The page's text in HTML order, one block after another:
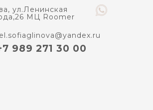
ул.Ленинская
МЦ Roomer
989 271 30 00